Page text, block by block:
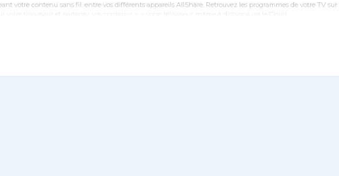
votre contenu sans fil, entre vos différents appareils AllShare. Retrouvez les programmes de votre TV sur
les mouvements est due à la technologie CMR 200 Hz qui équipe cette télévision.